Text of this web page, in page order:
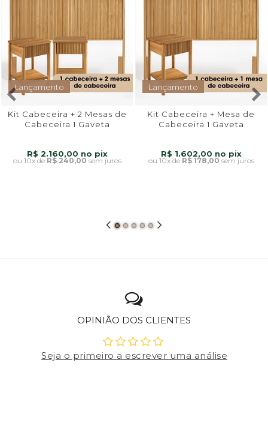
Lançamento
Kit Cabeceira + 2 Mesas de
Cabeceira 1 Gaveta
R$ 2.160,00
10xde R$ 240,00 sem juros
Lançamento
Kit Cabeceira + Mesa de
Cabeceira 1 Gaveta
R$ 1.602,00
10xde R$ 178,00 sem juros
OPINIÃO DOS CLIENTES
Seja o primeiro a escrever uma análise